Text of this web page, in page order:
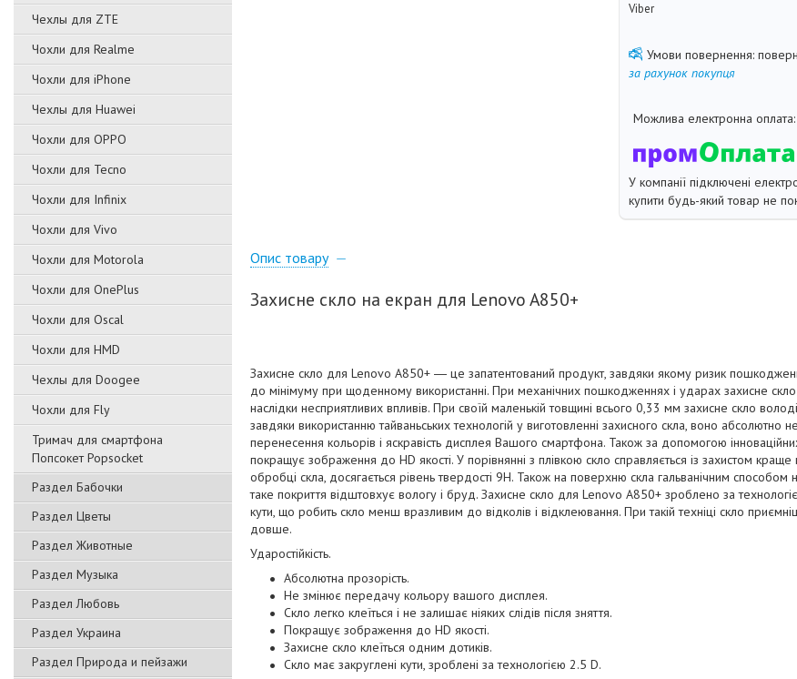
Чехлы для ZTE
Чохли для Realme
Чохли для iPhone
Чехлы для Huawei
Чохли для OPPO
Чохли для Tecno
Чохли для Infinix
Чохли для Vivo
Чохли для Motorola
Чохли для OnePlus
Чохли для Oscal
Чохли для HMD
Чехлы для Doogee
Чохли для Fly
Тримач для смартфона
Попсокет Popsocket
Раздел Бабочки
Раздел Цветы
Раздел Животные
Раздел Музыка
Раздел Любовь
Раздел Украина
Раздел Природа и пейзажи
Viber
за рахунок покупця
У компанії підключені
купити будь-який товар не
Опис товару
Захисне скло на екран для Lenovo A850+
Захисне скло для Lenovo A850+ ― це запатентований продукт, завдяки якому ризик
до мінімуму при щоденному використанні. При механічних пошкодженнях і ударах захисне
наслідки несприятливих впливів. При своїй маленькій товщині всього 0,33 мм захисне скло
завдяки використанню тайваньських технологій у виготовленні захисного скла, воно абсолютно
перенесення кольорів і яскравість дисплея Вашого смартфона. Також за допомогою
покращує зображення до HD якості. У порівнянні з плівкою скло справляється із захистом краще
обробці скла, досягається рівень твердості 9H. Також на поверхню скла гальванічним
таке покриття відштовхує вологу і бруд. Захисне скло для Lenovo A850+ зроблено за
кути, що робить скло менш вразливим до відколів і відклеювання. При такій техніці скло
довше.
Ударостійкість.
Абсолютна прозорість.
Не змінює передачу кольору вашого дисплея.
Скло легко клеїться і не залишає ніяких слідів після зняття.
Покращує зображення до HD якості.
Захисне скло клеїться одним дотиків.
Скло має закруглені кути, зроблені за технологією 2.5 D.